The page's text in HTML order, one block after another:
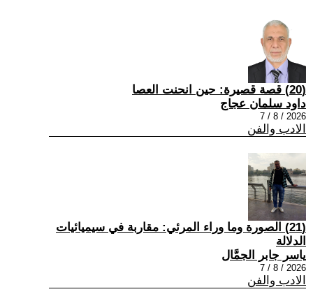
(20) قصة قصيرة: حين انحنت العصا
داود سلمان عجاج
2026 / 8 / 7
الادب والفن
(21) الصورة وما وراء المرئي: مقاربة في سيميائيات
الدلالة
ياسر جابر الجمَّال
2026 / 8 / 7
الادب والفن